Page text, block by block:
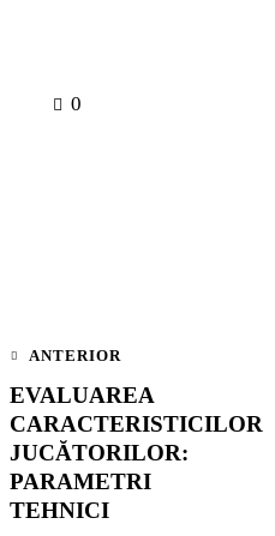
0
ANTERIOR
EVALUAREA
CARACTERISTICILOR
JUCĂTORILOR:
PARAMETRI
TEHNICI